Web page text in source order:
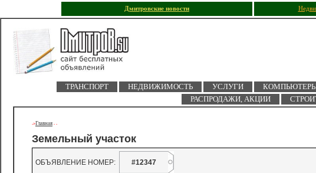
Дмитровские новости
ТРАНСПОРТ НЕДВИЖИМОСТЬ УСЛУГИ
РАСПРОДАЖИ, АКЦИИ
->Главная - -
Земельный участок
ОБЪЯВЛЕНИЕ НОМЕР:
#12347